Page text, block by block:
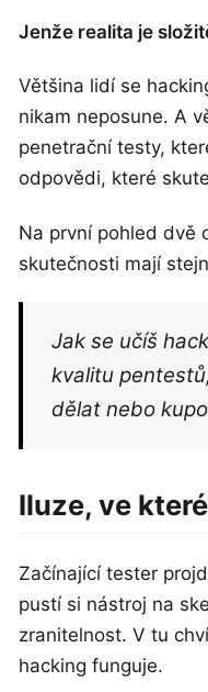
Jenže realita je
Většina lidí se
nikam neposune. A
penetrační testy,
odpovědi, které
Na první pohled dvě
skutečnosti mají
Jak se učíš
kvalitu
dělat nebo
Iluze, ve
Začínající tester
pustí si nástroj na
zranitelnost. V tu
hacking funguje.